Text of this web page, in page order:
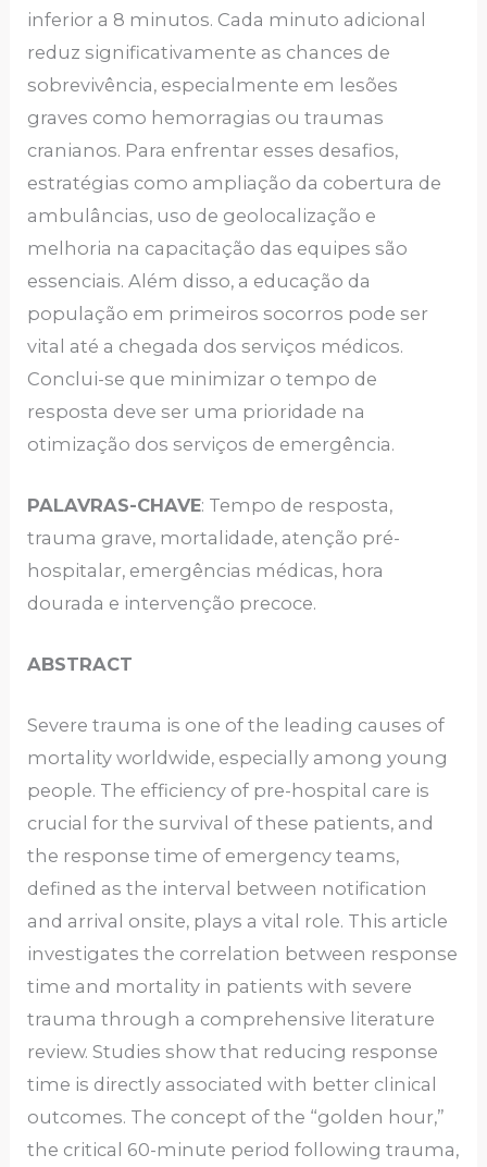
inferior a 8 minutos. Cada minuto adicional
reduz significativamente as chances de
sobrevivência, especialmente em lesões
graves como hemorragias ou traumas
cranianos. Para enfrentar esses desafios,
estratégias como ampliação da cobertura de
ambulâncias, uso de geolocalização e
melhoria na capacitação das equipes são
essenciais. Além disso, a educação da
população em primeiros socorros pode ser
vital até a chegada dos serviços médicos.
Conclui-se que minimizar o tempo de
resposta deve ser uma prioridade na
otimização dos serviços de emergência.
PALAVRAS-CHAVE: Tempo de resposta,
trauma grave, mortalidade, atenção pré-
hospitalar, emergências médicas, hora
dourada e intervenção precoce.
ABSTRACT
Severe trauma is one of the leading causes of
mortality worldwide, especially among young
people. The efficiency of pre-hospital care is
crucial for the survival of these patients, and
the response time of emergency teams,
defined as the interval between notification
and arrival onsite, plays a vital role. This article
investigates the correlation between response
time and mortality in patients with severe
trauma through a comprehensive literature
review. Studies show that reducing response
time is directly associated with better clinical
outcomes. The concept of the “golden hour,”
the critical 60-minute period following trauma,